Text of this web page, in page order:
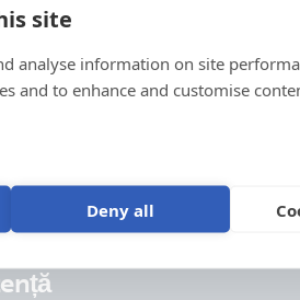
site
analyse information on site
and to enhance and customise
Deny all
ISO9001 certificate
Brand video
Suport pentru produse